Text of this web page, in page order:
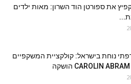
את ספורטן הוד השרון: מאות ילדים
נוחת בישראל: קולקציית המשקפיים